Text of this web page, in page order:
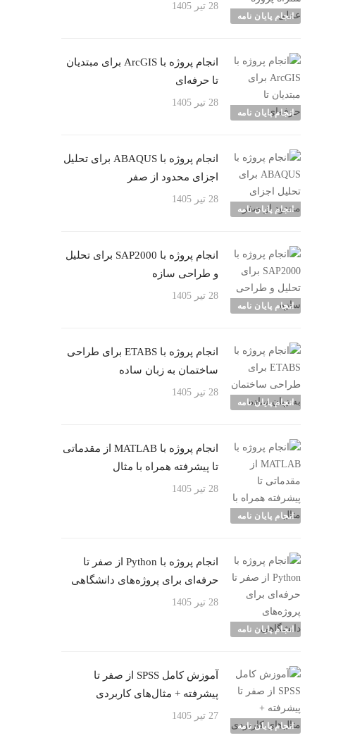
انجام پایان نامه
28 تیر 1405
انجام پایان نامه
انجام پروژه با ArcGIS برای مبتدیان
تا حرفه‌ای
28 تیر 1405
انجام پایان نامه
انجام پروژه با ABAQUS برای تحلیل
اجزای محدود از صفر
28 تیر 1405
انجام پایان نامه
انجام پروژه با SAP2000 برای تحلیل
و طراحی سازه
28 تیر 1405
انجام پایان نامه
انجام پروژه با ETABS برای طراحی
ساختمان به زبان ساده
28 تیر 1405
انجام پایان نامه
انجام پروژه با MATLAB از مقدماتی
تا پیشرفته همراه با مثال
28 تیر 1405
انجام پایان نامه
انجام پروژه با Python از صفر تا
حرفه‌ای برای پروژه‌های دانشگاهی
28 تیر 1405
انجام پایان نامه
آموزش کامل SPSS از صفر تا
پیشرفته + مثال‌های کاربردی
27 تیر 1405